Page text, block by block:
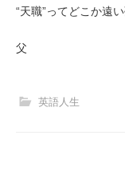
“天職”ってどこか遠
父
英語人生